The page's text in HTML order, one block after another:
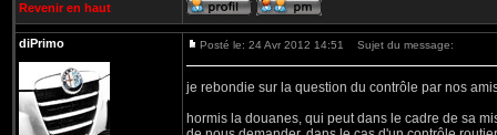
Revenir en haut
diPrimo Posté le: 24 Avr 2012 14:51 Sujet du message:
je rebondie sur la question du contrôle par nos
hormis la douanes, qui peut dans le cadre de sa